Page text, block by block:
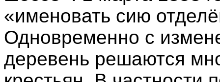
«именовать сию
Одновременно с
деревень решаются